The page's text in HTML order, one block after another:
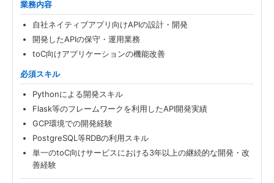
業務内容
自社ネイティブアプリ向けAPIの設計・開発
開発したAPIの保守・運用業務
toC向けアプリケーションの機能改善
必須スキル
Pythonによる開発スキル
Flask等のフレームワークを利用したAPI開発実績
GCP環境での開発経験
PostgreSQL等RDBの利用スキル
単一のtoC向けサービスにおける3年以上の継続的な開発・改
善経験